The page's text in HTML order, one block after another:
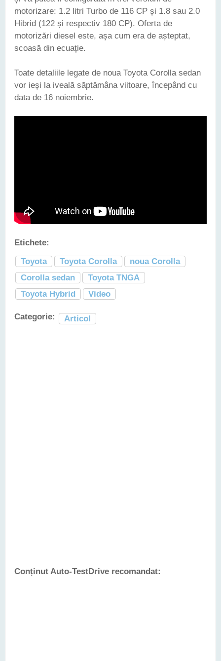
motorizare: 1.2 litri Turbo de 116 CP și 1.8 sau 2.0
Hibrid (122 și respectiv 180 CP). Oferta de
motorizări diesel este, așa cum era de așteptat,
scoasă din ecuație.
Toate detaliile legate de noua Toyota Corolla sedan
vor ieși la iveală săptămâna viitoare, începând cu
data de 16 noiembrie.
Etichete:
Toyota
Toyota Corolla
noua Corolla
Corolla sedan
Toyota TNGA
Toyota Hybrid
Video
Categorie: Articol
Conținut Auto-TestDrive recomandat: